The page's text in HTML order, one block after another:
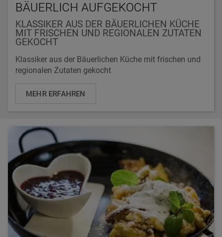
BÄUERLICH AUFGEKOCHT
KLASSIKER AUS DER BÄUERLICHEN KÜCHE
MIT FRISCHEN UND REGIONALEN ZUTATEN
GEKOCHT
Klassiker aus der Bäuerlichen Küche mit frischen und
regionalen Zutaten gekocht
MEHR ERFAHREN